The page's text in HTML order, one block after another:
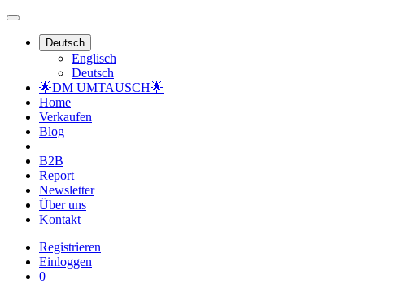
Deutsch
Englisch
Deutsch
🌟DM UMTAUSCH🌟
Home
Verkaufen
Blog
B2B
Report
Newsletter
Über uns
Kontakt
Registrieren
Einloggen
0